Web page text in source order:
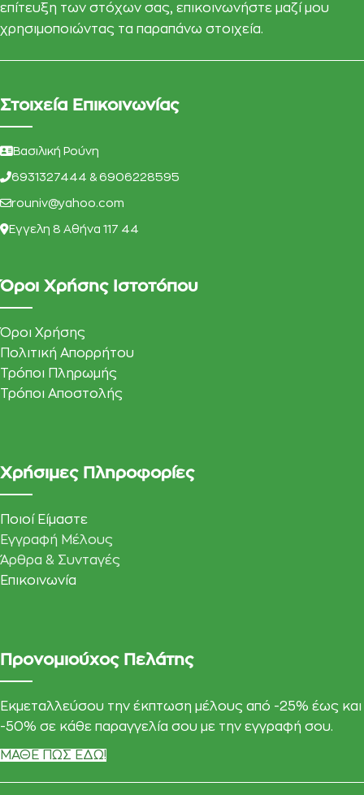
επίτευξη των στόχων σας, επικοινωνήστε μαζί μου
χρησιμοποιώντας τα παραπάνω στοιχεία.
Στοιχεία Επικοινωνίας
Βασιλική Ρούνη
6931327444 & 6906228595
rouniv@yahoo.com
Eγγελη 8 Αθήνα 117 44
Όροι Χρήσης Ιστοτόπου
Όροι Χρήσης
Πολιτική Απορρήτου
Τρόποι Πληρωμής
Τρόποι Αποστολής
Χρήσιμες Πληροφορίες
Ποιοί Είμαστε
Εγγραφή Μέλους
Άρθρα & Συνταγές
Επικοινωνία
Προνομιούχος Πελάτης
Εκμεταλλεύσου την έκπτωση μέλους από -25% έως και
-50% σε κάθε παραγγελία σου με την εγγραφή σου.
ΜΑΘΕ ΠΩΣ ΕΔΩ!